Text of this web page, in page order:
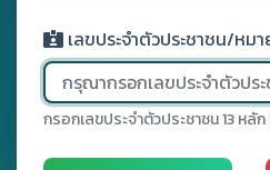
เลขประจำตัวประชาชน/หม
กรอกเลขประจำตัวประชาชน 13 หลั